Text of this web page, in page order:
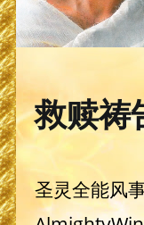
救赎祷
圣灵全能风